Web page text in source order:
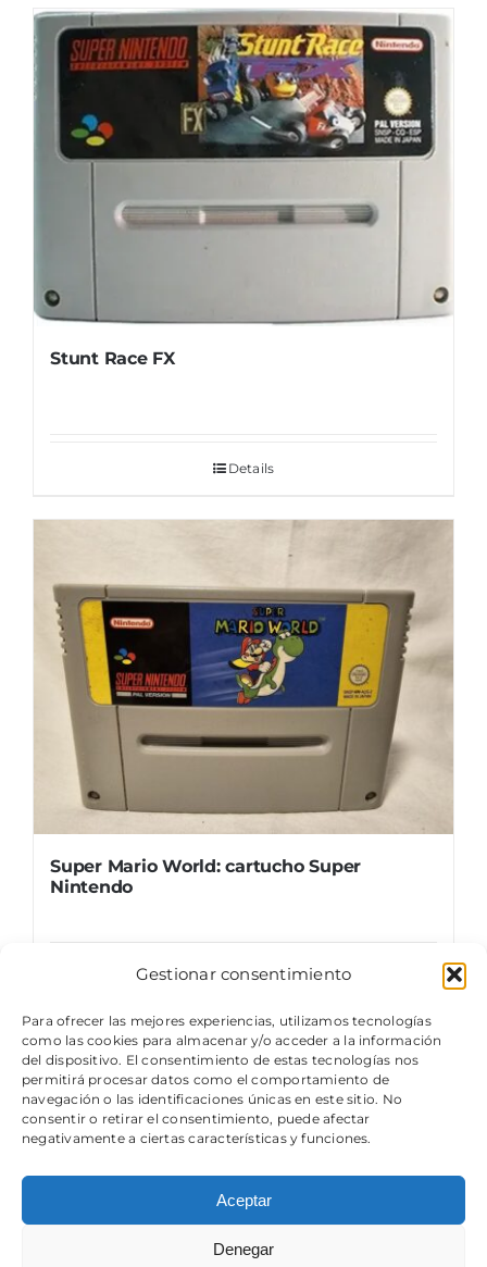
Gestionar consentimiento
Para ofrecer las mejores experiencias, utilizamos tecnologías
como las cookies para almacenar y/o acceder a la información
del dispositivo. El consentimiento de estas tecnologías nos
permitirá procesar datos como el comportamiento de
navegación o las identificaciones únicas en este sitio. No
consentir o retirar el consentimiento, puede afectar
negativamente a ciertas características y funciones.
Aceptar
Denegar
Stunt Race FX
Details
Super Mario World: cartucho Super
Nintendo
Details
© Copyright 2024 - 2026 | Componentes Usados ORG,